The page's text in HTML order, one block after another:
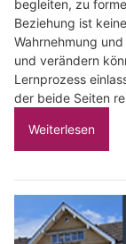
begleiten, zu
Beziehung ist
Wahrnehmung
und verändern
Lernprozess
der beide Seiten
Weiterlesen